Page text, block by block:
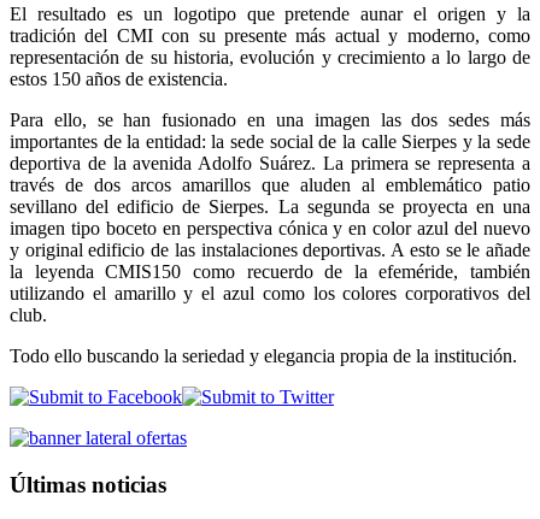
El resultado es un logotipo que pretende aunar el origen y la
tradición del CMI con su presente más actual y moderno, como
representación de su historia, evolución y crecimiento a lo largo de
estos 150 años de existencia.
Para ello, se han fusionado en una imagen las dos sedes más
importantes de la entidad: la sede social de la calle Sierpes y la sede
deportiva de la avenida Adolfo Suárez. La primera se representa a
través de dos arcos amarillos que aluden al emblemático patio
sevillano del edificio de Sierpes. La segunda se proyecta en una
imagen tipo boceto en perspectiva cónica y en color azul del nuevo
y original edificio de las instalaciones deportivas. A esto se le añade
la leyenda CMIS150 como recuerdo de la efeméride, también
utilizando el amarillo y el azul como los colores corporativos del
club.
Todo ello buscando la seriedad y elegancia propia de la institución.
Últimas noticias